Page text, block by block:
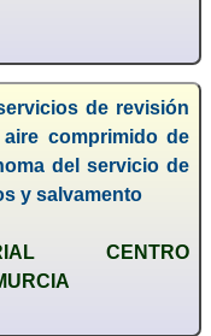
de revisión
comprimido de
del servicio de
y salvamento
CENTRO